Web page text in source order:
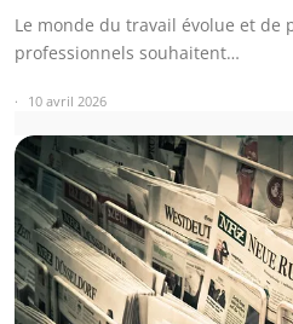
Le monde du travail évolue et de
professionnels souhaitent…
10 avril 2026